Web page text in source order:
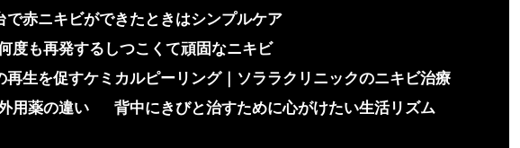
で赤ニキビができたときはシンプルケア
度も再発するしつこくて頑固なニキビ
再生を促すケミカルピーリング｜ソララクリニックのニキビ治療
用薬の違い
背中にきびと治すために心がけたい生活リズム